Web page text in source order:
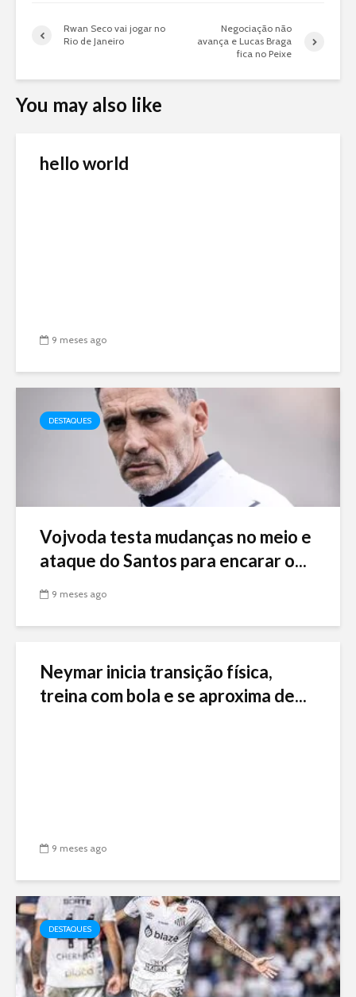
Rwan Seco vai jogar no
Rio de Janeiro
Negociação não
avança e Lucas Braga
fica no Peixe
You may also like
hello world
9 meses ago
DESTAQUES
Vojvoda testa mudanças no meio e
ataque do Santos para encarar o...
9 meses ago
Neymar inicia transição física,
treina com bola e se aproxima de...
9 meses ago
DESTAQUES